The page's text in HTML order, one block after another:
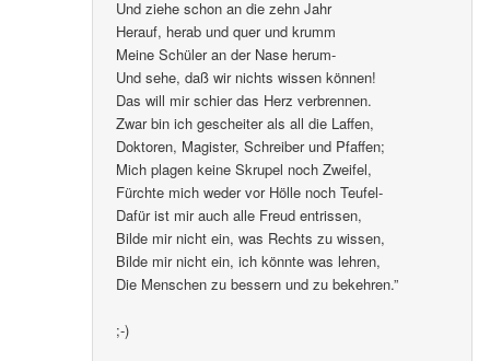
Und ziehe schon an die zehn Jahr
Herauf, herab und quer und krumm
Meine Schüler an der Nase herum-
Und sehe, daß wir nichts wissen können!
Das will mir schier das Herz verbrennen.
Zwar bin ich gescheiter als all die Laffen,
Doktoren, Magister, Schreiber und Pfaffen;
Mich plagen keine Skrupel noch Zweifel,
Fürchte mich weder vor Hölle noch Teufel-
Dafür ist mir auch alle Freud entrissen,
Bilde mir nicht ein, was Rechts zu wissen,
Bilde mir nicht ein, ich könnte was lehren,
Die Menschen zu bessern und zu bekehren.”
;-)